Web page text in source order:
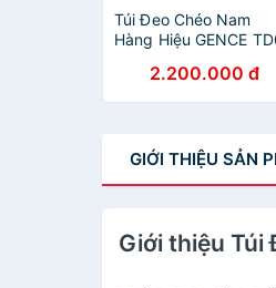
Túi Đeo Chéo Nam
Hàng Hiệu GENCE
Màu Nâu Đậm Dáng
Dọc
2.200.000 đ
GIỚI THIỆU SẢN
Giới thiệu Túi